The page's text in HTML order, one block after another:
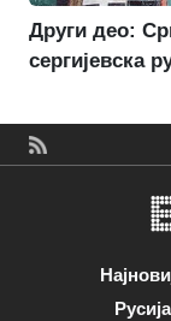
Други део:
сергијевска
Русија